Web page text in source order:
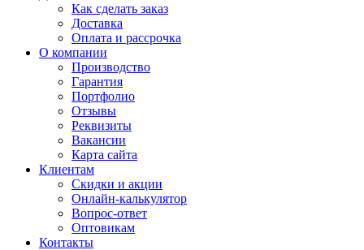
Как сделать заказ
Доставка
Оплата и рассрочка
О компании
Производство
Гарантия
Портфолио
Отзывы
Реквизиты
Вакансии
Карта сайта
Клиентам
Скидки и акции
Онлайн-калькулятор
Вопрос-ответ
Оптовикам
Контакты